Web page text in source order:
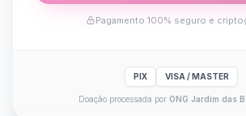
Pagamento 100% seguro e
PIX VISA / MASTER
Doação processada por ONG Jardim das